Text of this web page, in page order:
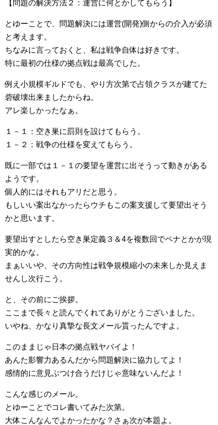
【問題の解決方法２：運営に何とかしてもらう】
とゆーことで、問題解決には運営(開発)側からの介入が必須
と考えます。
ちなみに言っておくと、私は戦争自体は好きです。
特に最初の仕様の拠点戦は最高でした。
例え小規模ギルドでも、やり方次第で占領クラスが建てた
砦破壊出来ましたからね。
アレ楽しかったなぁ。
１－１：空き巣に罰則を設けてもらう。
１－２：戦争の仕様を変えてもらう。
既に一部では１－１の要望を運営に出そうって動きがある
ようです。
個人的にはそれもアリだと思う。
もしいい案出なかったらウチもこの案支援して要望出そう
かと思います。
要望出すとしたら空き巣定義３＆4を複数回でペナとかが現
実的かな。
まぁいいや、その方向性は戦争規模縮小の未来しか見えま
せんし次行こう。
と、その前にご挨拶。
ここまで長々と読んでくれてありがとうございました。
いやね、かなり真摯な長文メール貰ったんですよ。
このままじゃ日本の拠点戦ヤバイよ！
あんた影響力あるんだから問題解決に協力してよ！
感情的に意見ぶつけ合うだけじゃ意味ないんだよ！
こんな感じのメール。
とゆーことでコレ書いてみた次第。
大体こんなんでよかったかな？さぁ次が本題よ。